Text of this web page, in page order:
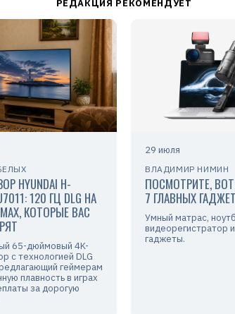
HYUNDAI H-
120 ГЦ DLG НА
КОТОРЫЕ ВАС
65-дюймовый 4K-
с технологией DLG
геймерам
плавность в играх
за дорогую
29 июля
ВЛАДИМИР НИМИН
ПОСМОТРИТЕ, ВОТ
7 ГЛАВНЫХ
Умный матрас,
видеорегистратор
гаджеты.